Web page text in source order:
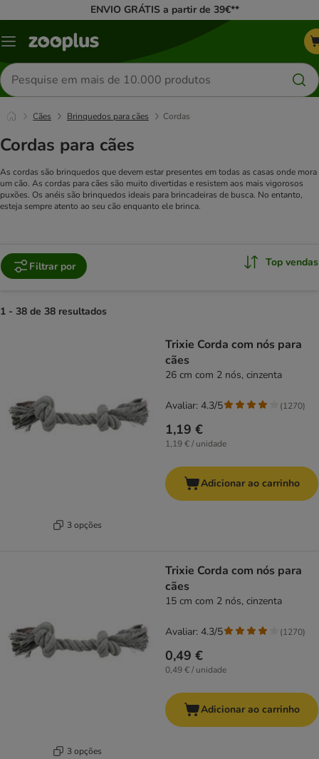
ENVIO GRÁTIS a partir de 39€**
Menu
Pesquisar
produtos
Cães Brinquedos para cães Cordas
Cordas para cães
As cordas são brinquedos que devem estar presentes em todas as casas onde mora
um cão. As cordas para cães são muito divertidas e resistem aos mais vigorosos
puxões. Os anéis são brinquedos ideais para brincadeiras de busca. No entanto,
esteja sempre atento ao seu cão enquanto ele brinca.
Filtrar por Top vendas
1 - 38 de 38 resultados
3 opções
Trixie Corda com nós para
cães
26 cm com 2 nós, cinzenta
1,19 €
1,19 € / unidade
Avaliar: 4.3/5 (1270)
Adicionar ao carrinho
3 opções
Trixie Corda com nós para
cães
15 cm com 2 nós, cinzenta
0,49 €
0,49 € / unidade
Avaliar: 4.3/5 (1270)
Adicionar ao carrinho